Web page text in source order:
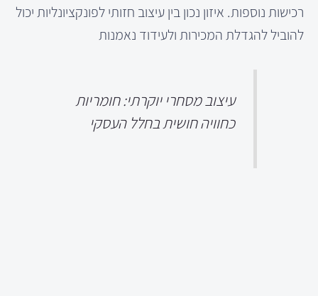
רכישות נוספות. איזון נכון בין עיצוב חזותי לפונקציונליות יכול
להוביל להגדלת המכירות ולעידוד נאמנות
עיצוב מסחרי יוקרתי: חומריות
כחוויה חושית בחלל העסקי